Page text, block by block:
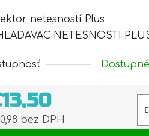
netesností Plus
NETESNOSTI
Dostupné
bez DPH